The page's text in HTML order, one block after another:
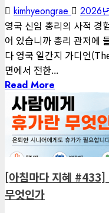
kimhyeongrae 2026
영국 신임 총리의 사적 경
어 있습니까 총리 관저에
다 영국 일간지 가디언
면에서 전한...
Read More
1 minute read
게재된 글
아침마다 지혜
[아침마다 지혜 #433]
무엇인가